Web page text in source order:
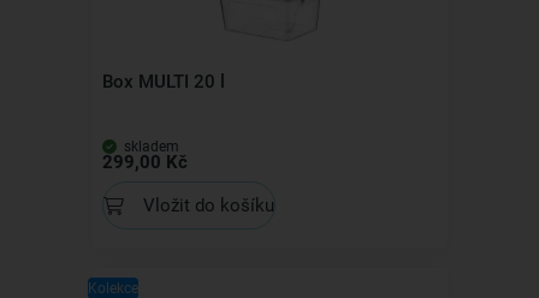
Box MULTI 20 l
skladem
299,00 Kč
Vložit do košíku
Kolekce